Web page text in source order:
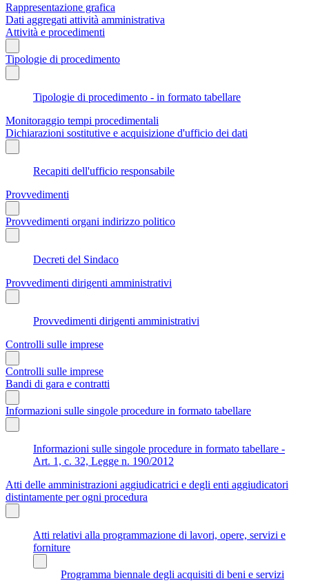
Rappresentazione grafica
Dati aggregati attività amministrativa
Attività e procedimenti
Tipologie di procedimento
Tipologie di procedimento - in formato tabellare
Monitoraggio tempi procedimentali
Dichiarazioni sostitutive e acquisizione d'ufficio dei dati
Recapiti dell'ufficio responsabile
Provvedimenti
Provvedimenti organi indirizzo politico
Decreti del Sindaco
Provvedimenti dirigenti amministrativi
Provvedimenti dirigenti amministrativi
Controlli sulle imprese
Controlli sulle imprese
Bandi di gara e contratti
Informazioni sulle singole procedure in formato tabellare
Informazioni sulle singole procedure in formato tabellare -
Art. 1, c. 32, Legge n. 190/2012
Atti delle amministrazioni aggiudicatrici e degli enti aggiudicatori
distintamente per ogni procedura
Atti relativi alla programmazione di lavori, opere, servizi e
forniture
Programma biennale degli acquisiti di beni e servizi